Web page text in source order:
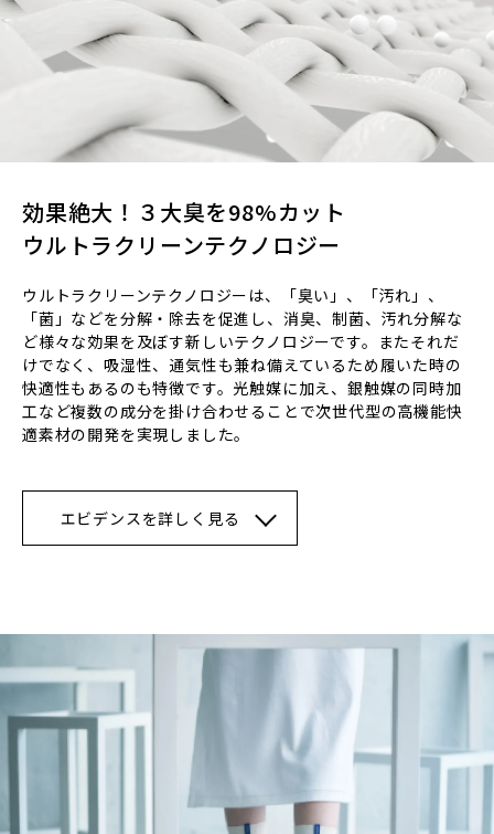
効果絶大！３大臭を98%カット
ウルトラクリーンテクノロジー
ウルトラクリーンテクノロジーは、「臭い」、「汚れ」、
「菌」などを分解・除去を促進し、消臭、制菌、汚れ分解な
ど様々な効果を及ぼす新しいテクノロジーです。またそれだ
けでなく、吸湿性、通気性も兼ね備えているため履いた時の
快適性もあるのも特徴です。光触媒に加え、銀触媒の同時加
工など複数の成分を掛け合わせることで次世代型の高機能快
適素材の開発を実現しました。
エビデンスを詳しく見る